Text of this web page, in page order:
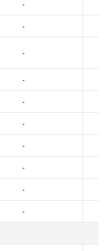
-
-
-
-
-
-
-
-
-
-